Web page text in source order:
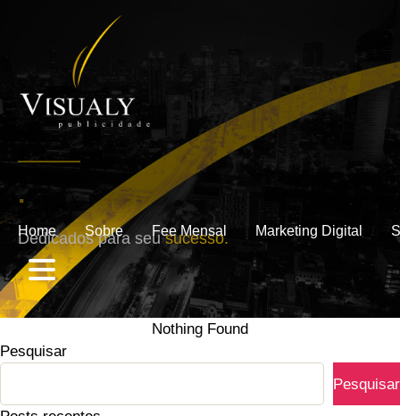
Home Sobre Fee Mensal Marketing Digital
.
Dedicados para seusucesso.
Nothing Found
Pesquisar
Pesquisar